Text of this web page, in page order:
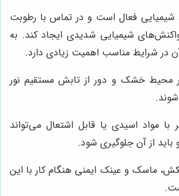
شیمیایی فعال است و در تماس با رطوبت
شیمیایی شدیدی ایجاد کند. به
در شرایط مناسب اهمیت زیادی دارد.
محیط خشک و دور از تابش مستقیم نور
مواد اسیدی یا قابل اشتعال می‌تواند
از آن جلوگیری شود.
ماسک و عینک ایمنی هنگام کار با این